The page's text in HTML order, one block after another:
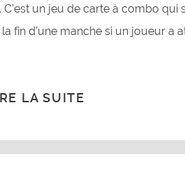
un jeu de carte à combo qui
fin d’une manche si un joueur a
LA SUITE